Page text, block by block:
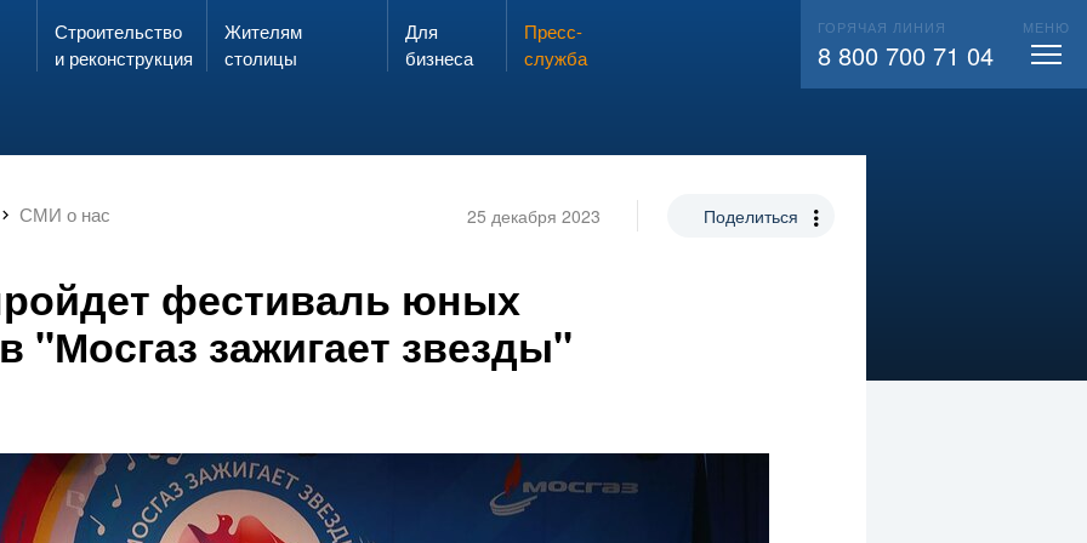
Запах газа?
ЗВОНИ 104 ВЫЗВАТЬ СЛЕСАРЯ
Строительство
и реконструкция
Жителям
столицы
Для
бизнеса
Пресс-
служба
ГОРЯЧАЯ ЛИНИЯ
8 800 700 71 04
МЕНЮ
СМИ о нас 25 декабря 2023 Поделиться
фестиваль юных
"Мосгаз зажигает звезды"